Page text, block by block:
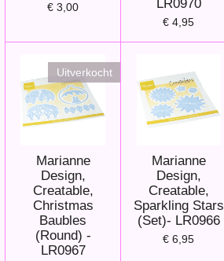
€ 3,00
LR0970
€ 4,95
Uitverkocht
Marianne
Design,
Creatable,
Christmas
Baubles
(Round) -
LR0967
Marianne
Design,
Creatable,
Sparkling Stars
(Set)- LR0966
€ 6,95